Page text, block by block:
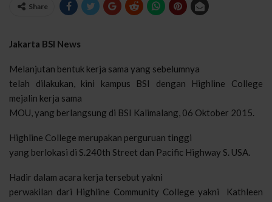
Share
Jakarta BSI News
Melanjutan bentuk kerja sama yang sebelumnya
telah dilakukan, kini kampus BSI dengan Highline College
mejalin kerja sama
MOU, yang berlangsung di BSI Kalimalang, 06 Oktober 2015.
Highline College merupakan perguruan tinggi
yang berlokasi di S.240th Street dan Pacific Highway S. USA.
Hadir dalam acara kerja tersebut yakni
perwakilan dari Highline Community College yakni
Kathleen